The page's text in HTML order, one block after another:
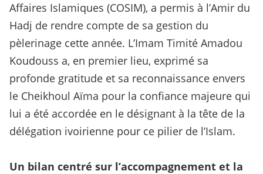
Affaires Islamiques (COSIM), a permis à l’Amir du
Hadj de rendre compte de sa gestion du
pèlerinage cette année. L’Imam Timité Amadou
Koudouss a, en premier lieu, exprimé sa
profonde gratitude et sa reconnaissance envers
le Cheikhoul Aïma pour la confiance majeure qui
lui a été accordée en le désignant à la tête de la
délégation ivoirienne pour ce pilier de l’Islam.
Un bilan centré sur l’accompagnement et la